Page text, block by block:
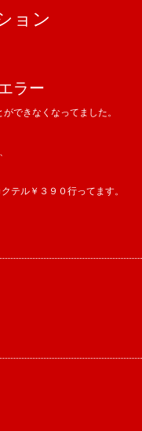
ョン
ラー
できなくなってました。
テル￥３９０行ってます。